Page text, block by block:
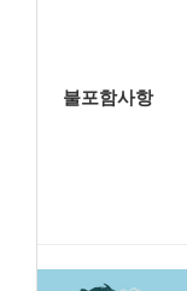
불포함사항